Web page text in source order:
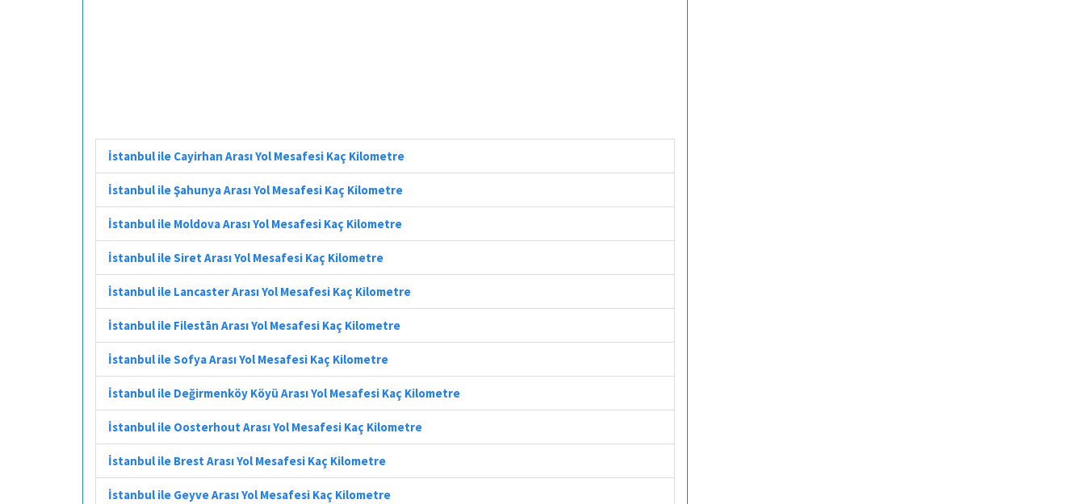
İstanbul ile Cayirhan Arası Yol Mesafesi Kaç Kilometre
İstanbul ile Şahunya Arası Yol Mesafesi Kaç Kilometre
İstanbul ile Moldova Arası Yol Mesafesi Kaç Kilometre
İstanbul ile Siret Arası Yol Mesafesi Kaç Kilometre
İstanbul ile Lancaster Arası Yol Mesafesi Kaç Kilometre
İstanbul ile Filestān Arası Yol Mesafesi Kaç Kilometre
İstanbul ile Sofya Arası Yol Mesafesi Kaç Kilometre
İstanbul ile Değirmenköy Köyü Arası Yol Mesafesi Kaç Kilometre
İstanbul ile Oosterhout Arası Yol Mesafesi Kaç Kilometre
İstanbul ile Brest Arası Yol Mesafesi Kaç Kilometre
İstanbul ile Geyve Arası Yol Mesafesi Kaç Kilometre